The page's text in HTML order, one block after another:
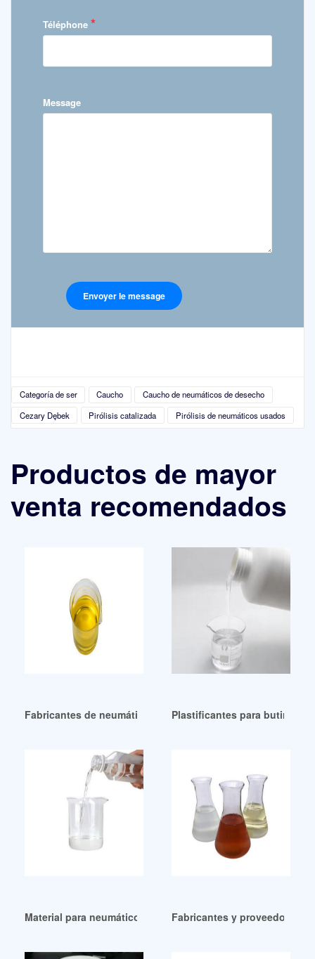
Téléphone *
Message
Categoría de ser Caucho
Caucho de neumáticos de desecho
Cezary Dębek
Pirólisis catalizada Pirólisis de neumáticos usados
Productos de mayor
venta recomendados
Fabricantes de neumáticos DOP de Países Bajos, Perú,
Plastificantes para butiral
Material para neumáticos reciclados Plastificante
Fabricantes y proveedores